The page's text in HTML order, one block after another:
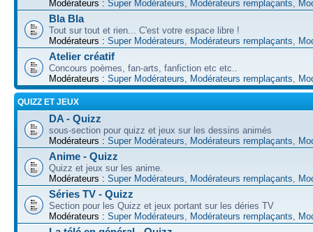
Modérateurs : Super Modérateurs Modérateurs remplaçants
Bla Bla
Tout sur tout et rien... C'est votre espace libre !
Modérateurs : Super Modérateurs Modérateurs remplaçants
Atelier créatif
Concours poèmes, fan-arts, fanfiction etc etc..
Modérateurs : Super Modérateurs Modérateurs remplaçants
QUIZZ ET JEUX
DA - Quizz
sous-section pour quizz et jeux sur les dessins animés
Modérateurs : Super Modérateurs Modérateurs remplaçants
Anime - Quizz
Quizz et jeux sur les anime.
Modérateurs : Super Modérateurs Modérateurs remplaçants
Séries TV - Quizz
Section pour les Quizz et jeux portant sur les déries TV
Modérateurs : Super Modérateurs Modérateurs remplaçants